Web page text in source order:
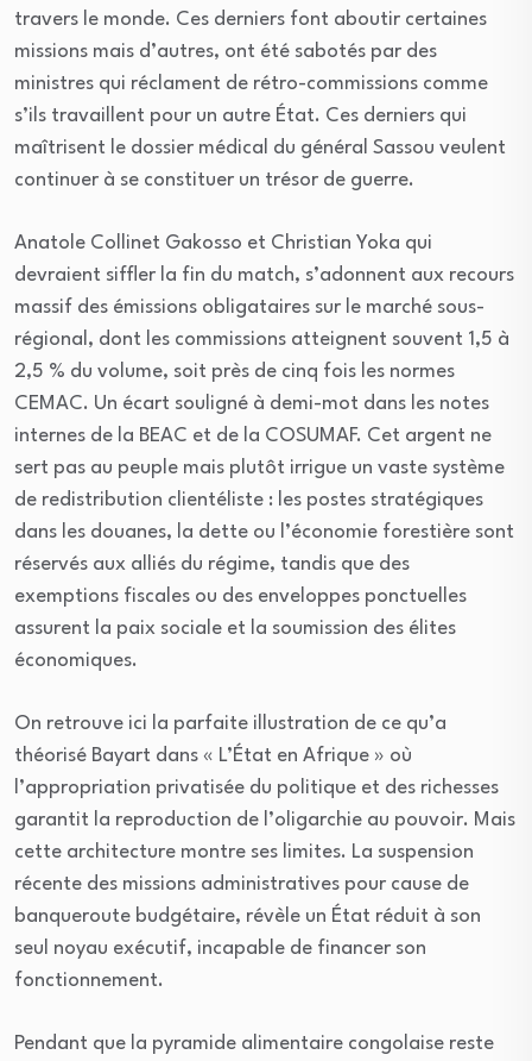
travers le monde. Ces derniers font aboutir certaines
missions mais d’autres, ont été sabotés par des
ministres qui réclament de rétro-commissions comme
s’ils travaillent pour un autre État. Ces derniers qui
maîtrisent le dossier médical du général Sassou veulent
continuer à se constituer un trésor de guerre.
Anatole Collinet Gakosso et Christian Yoka qui
devraient siffler la fin du match, s’adonnent aux recours
massif des émissions obligataires sur le marché sous-
régional, dont les commissions atteignent souvent 1,5 à
2,5 % du volume, soit près de cinq fois les normes
CEMAC. Un écart souligné à demi-mot dans les notes
internes de la BEAC et de la COSUMAF. Cet argent ne
sert pas au peuple mais plutôt irrigue un vaste système
de redistribution clientéliste : les postes stratégiques
dans les douanes, la dette ou l’économie forestière sont
réservés aux alliés du régime, tandis que des
exemptions fiscales ou des enveloppes ponctuelles
assurent la paix sociale et la soumission des élites
économiques.
On retrouve ici la parfaite illustration de ce qu’a
théorisé Bayart dans « L’État en Afrique » où
l’appropriation privatisée du politique et des richesses
garantit la reproduction de l’oligarchie au pouvoir. Mais
cette architecture montre ses limites. La suspension
récente des missions administratives pour cause de
banqueroute budgétaire, révèle un État réduit à son
seul noyau exécutif, incapable de financer son
fonctionnement.
Pendant que la pyramide alimentaire congolaise reste